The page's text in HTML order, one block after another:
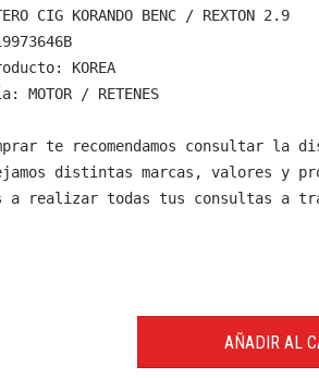
CIG KORANDO BENC / REXTON 2.9
KOREA
MOTOR / RETENES
te recomendamos consultar
distintas marcas, valores y
a realizar todas tus consultas a